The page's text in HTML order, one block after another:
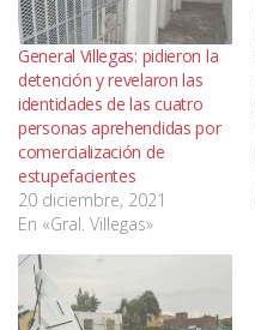
General Villegas: pidieron la
detención y revelaron las
identidades de las cuatro
personas aprehendidas por
comercialización de
estupefacientes
20 diciembre, 2021
En «Gral. Villegas»